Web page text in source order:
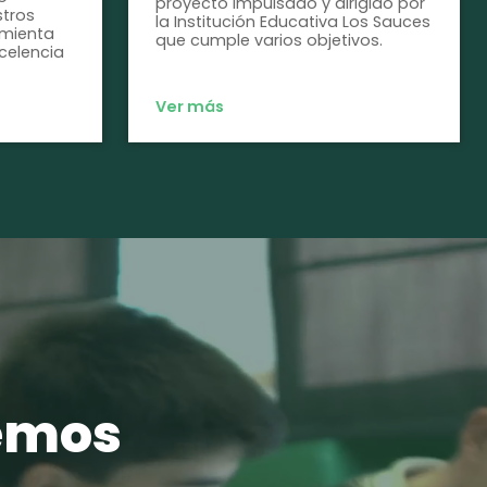
la Institución Educativa Los Sauces
que cumple varios objetivos.
Ver más